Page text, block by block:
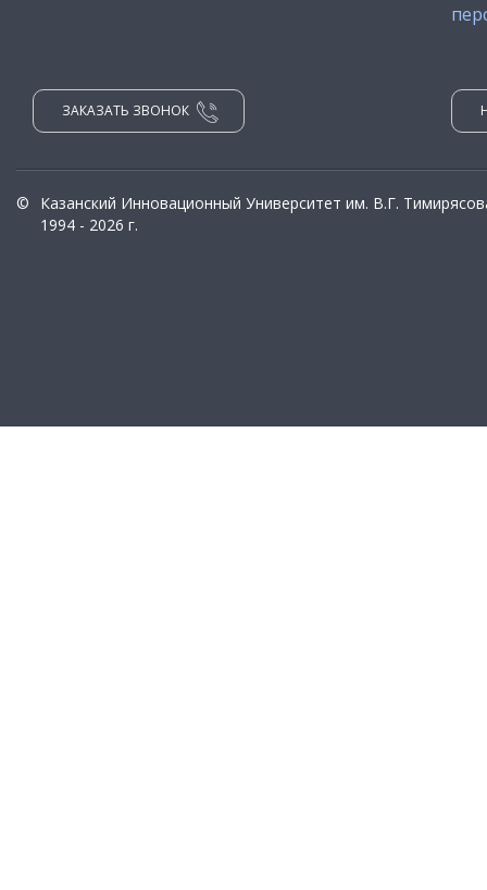
ЗАКАЗАТЬ ЗВОНОК
©
Казанский Инновационный Университет им. В.Г.
1994 - 2026 г.